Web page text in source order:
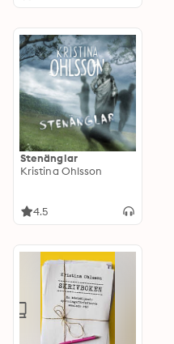
Stenänglar
Kristina Ohlsson
4.5